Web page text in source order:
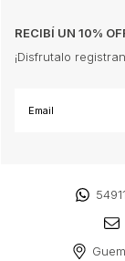
RECIBÍ UN 10%
¡Disfrutalo